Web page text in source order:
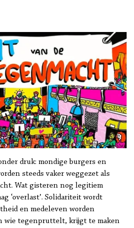
druk: mondige burgers en
steeds vaker weggezet als
Wat gisteren nog legitiem
‘overlast’. Solidariteit wordt
en medeleven worden
wie tegenpruttelt, krijgt te maken